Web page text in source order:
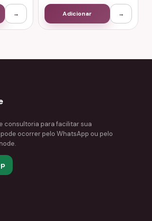
→ Adicionar →
consultoria para facilitar sua
ocorrer pelo WhatsApp ou pelo